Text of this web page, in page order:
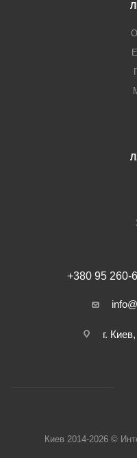
+380 95 260-
г.
Киев 2014-2026 ©